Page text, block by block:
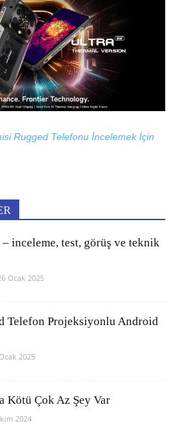
Rugged Telefonu İncelemek İçin
inceleme, test, görüş ve teknik
Ocak 2025
Telefon Projeksiyonlu Android
2025
Kötü Çok Az Şey Var
2024